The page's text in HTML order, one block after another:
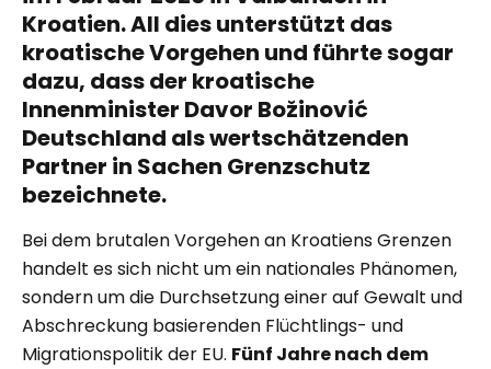
Kroatien. All dies unterstützt das
kroatische Vorgehen und führte sogar
dazu, dass der kroatische
Innenminister Davor Božinović
Deutschland alswertschätzenden
Partner in Sachen Grenzschutz
bezeichnete.
Bei dem brutalen Vorgehen an Kroatiens Grenzen
handelt es sich nicht um ein nationales Phänomen,
sondern um die Durchsetzung einer auf Gewalt und
Abschreckung basierenden Flüchtlings- und
Migrationspolitik der EU. Fünf Jahre nach dem